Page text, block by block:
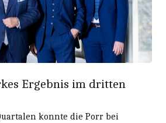
Ergebnis im dritten
konnte die Porr bei